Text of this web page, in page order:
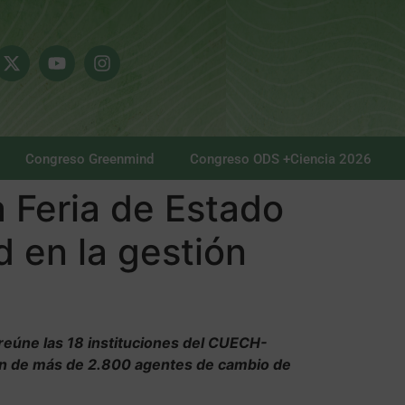
Congreso Greenmind Congreso ODS +Ciencia 2026
de Estado
en la gestión
las 18 instituciones del CUECH-
de más de 2.800 agentes de cambio de